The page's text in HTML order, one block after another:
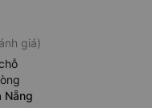
giá)
Nẵng